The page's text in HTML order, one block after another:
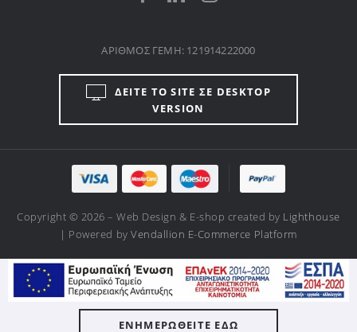
ΔΕΙΤΕ ΤΟ SITE ΣΕ DESKTOP
VERSION
ΑΡΙΘΜΟΣ ΓΕΜΗ: 121914222000
Copyright © 2026 – Web Design & E-shop created by Lighthouse
| Powered byVendallion E-Commerce Platform
ΕΝΗΜΕΡΩΘΕΙΤΕ ΕΔΩ